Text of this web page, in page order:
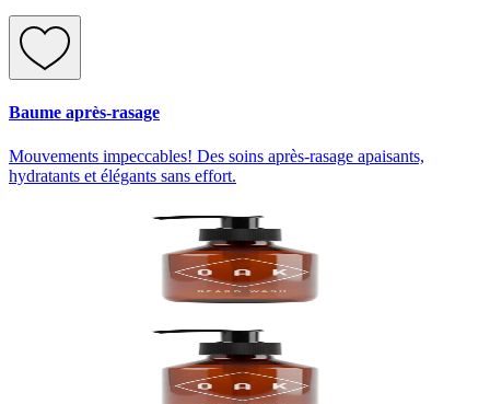
Baume après-rasage
Mouvements impeccables! Des soins après-rasage apaisants,
hydratants et élégants sans effort.